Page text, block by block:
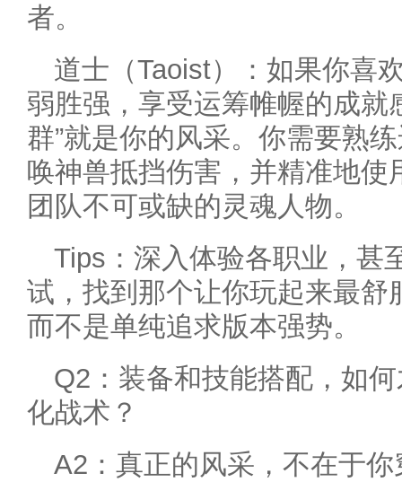
者。
道士（Taoist）：如果你喜
弱胜强，享受运筹帷幄的成就
群”就是你的风采。你需要熟
唤神兽抵挡伤害，并精准地使
团队不可或缺的灵魂人物。
Tips：深入体验各职业，甚
试，找到那个让你玩起来最舒
而不是单纯追求版本强势。
Q2：装备和技能搭配，如
化战术？
A2：真正的风采，不在于